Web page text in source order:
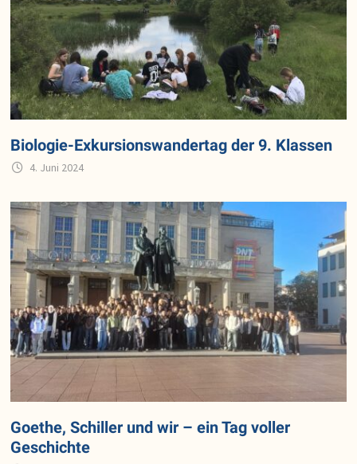
Biologie-Exkursionswandertag der 9. Klassen
4. Juni 2024
Goethe, Schiller und wir – ein Tag voller
Geschichte